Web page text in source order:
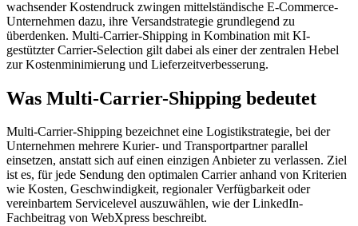
wachsender Kostendruck zwingen mittelständische E-Commerce-
Unternehmen dazu, ihre Versandstrategie grundlegend zu
überdenken. Multi-Carrier-Shipping in Kombination mit KI-
gestützter Carrier-Selection gilt dabei als einer der zentralen Hebel
zur Kostenminimierung und Lieferzeitverbesserung.
Was Multi-Carrier-Shipping bedeutet
Multi-Carrier-Shipping bezeichnet eine Logistikstrategie, bei der
Unternehmen mehrere Kurier- und Transportpartner parallel
einsetzen, anstatt sich auf einen einzigen Anbieter zu verlassen. Ziel
ist es, für jede Sendung den optimalen Carrier anhand von Kriterien
wie Kosten, Geschwindigkeit, regionaler Verfügbarkeit oder
vereinbartem Servicelevel auszuwählen, wie der LinkedIn-
Fachbeitrag von WebXpress beschreibt.